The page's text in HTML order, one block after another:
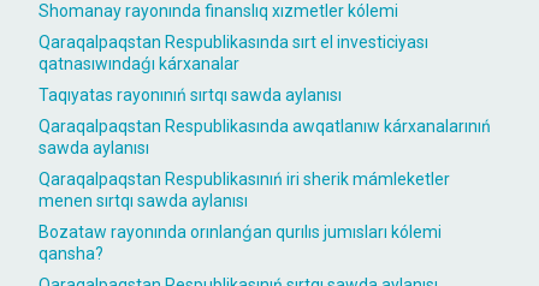
Shomanay rayonında finanslıq xızmetler kólemi
Qaraqalpaqstan Respublikasında sırt el investiciyası
qatnasıwındaǵı kárxanalar
Taqıyatas rayonınıń sırtqı sawda aylanısı
Qaraqalpaqstan Respublikasında awqatlanıw kárxanalarınıń
sawda aylanısı
Qaraqalpaqstan Respublikasınıń iri sherik mámleketler
menen sırtqı sawda aylanısı
Bozataw rayonında orınlanǵan qurılıs jumısları kólemi
qansha?